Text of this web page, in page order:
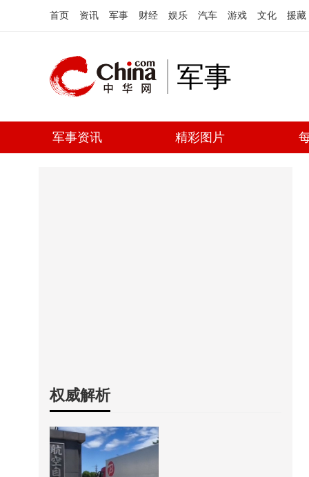
首页 资讯 军事 财经 娱乐 汽车 游戏 文化 援藏
军事
军事资讯 精彩图片
权威解析